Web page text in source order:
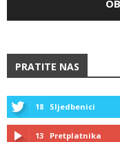
PRATITE NAS
18 Sljedbenici
13 Pretplatnika